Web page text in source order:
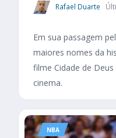
Rafael Duarte
Em sua passagem
maiores nomes da
filme Cidade de
cinema.
NBA